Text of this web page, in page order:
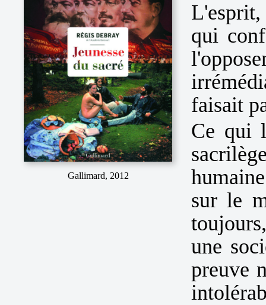
Gallimard, 2012
qui
faisait
Ce qui
sur le
une
preuve